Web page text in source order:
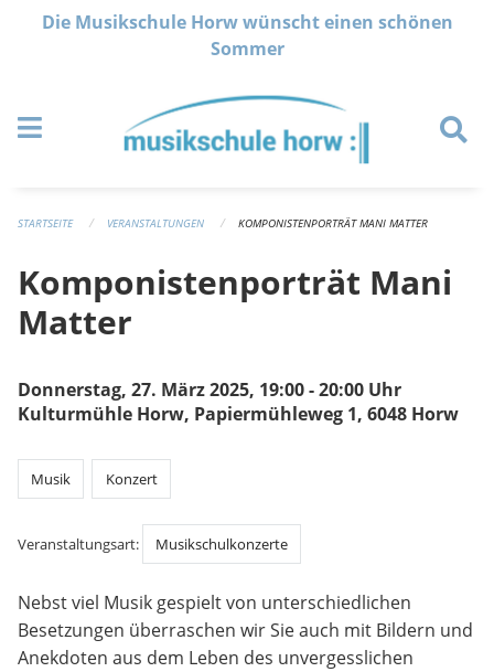
Navigation überspringen
Die Musikschule Horw wünscht einen schönen
Sommer
STARTSEITE VERANSTALTUNGEN KOMPONISTENPORTRÄT MANI MATTER
Komponistenporträt Mani
Matter
Donnerstag, 27. März 2025, 19:00 - 20:00 Uhr
Kulturmühle Horw, Papiermühleweg 1, 6048 Horw
Musik Konzert
Veranstaltungsart: Musikschulkonzerte
Nebst viel Musik gespielt von unterschiedlichen
Besetzungen überraschen wir Sie auch mit Bildern und
Anekdoten aus dem Leben des unvergesslichen